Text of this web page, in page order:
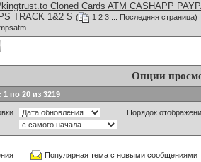
Cloned Cards ATM CASHAPP
TRACK 1&2 S ( 1 2 3 Последняя страница)
Опции
по 20 из 3219
Порядок
Популярная тема с новыми сообщениями